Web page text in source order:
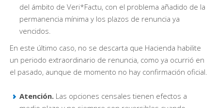
del ámbito de Veri*Factu, con el problema añadido de la
permanencia mínima y los plazos de renuncia ya
vencidos.
En este último caso, no se descarta que Hacienda habilite
un periodo extraordinario de renuncia, como ya ocurrió en
el pasado, aunque de momento no hay confirmación oficial.
Atención. Las opciones censales tienen efectos a